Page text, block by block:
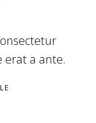
erat a ante.